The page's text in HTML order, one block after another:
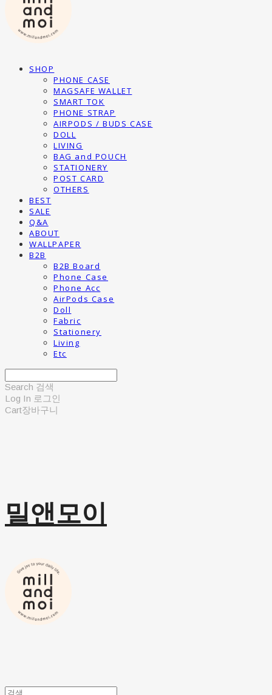
SHOP
PHONE CASE
MAGSAFE WALLET
SMART TOK
PHONE STRAP
AIRPODS / BUDS CASE
DOLL
LIVING
BAG and POUCH
STATIONERY
POST CARD
OTHERS
BEST
SALE
Q&A
ABOUT
WALLPAPER
B2B
B2B Board
Phone Case
Phone Acc
AirPods Case
Doll
Fabric
Stationery
Living
Etc
Search 검색
Log In 로그인
Cart장바구니
밀앤모이